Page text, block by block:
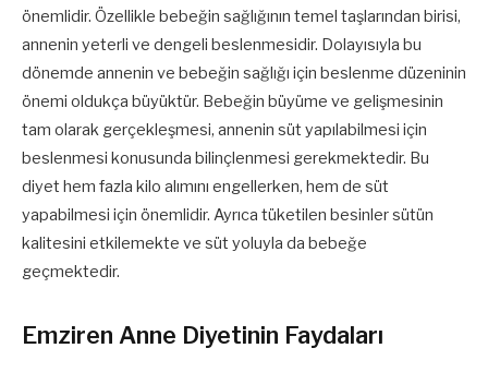
önemlidir. Özellikle bebeğin sağlığının temel taşlarından birisi,
annenin yeterli ve dengeli beslenmesidir. Dolayısıyla bu
dönemde annenin ve bebeğin sağlığı için beslenme düzeninin
önemi oldukça büyüktür. Bebeğin büyüme ve gelişmesinin
tam olarak gerçekleşmesi, annenin süt yapılabilmesi için
beslenmesi konusunda bilinçlenmesi gerekmektedir. Bu
diyet hem fazla kilo alımını engellerken, hem de süt
yapabilmesi için önemlidir. Ayrıca tüketilen besinler sütün
kalitesini etkilemekte ve süt yoluyla da bebeğe
geçmektedir.
Emziren Anne Diyetinin Faydaları